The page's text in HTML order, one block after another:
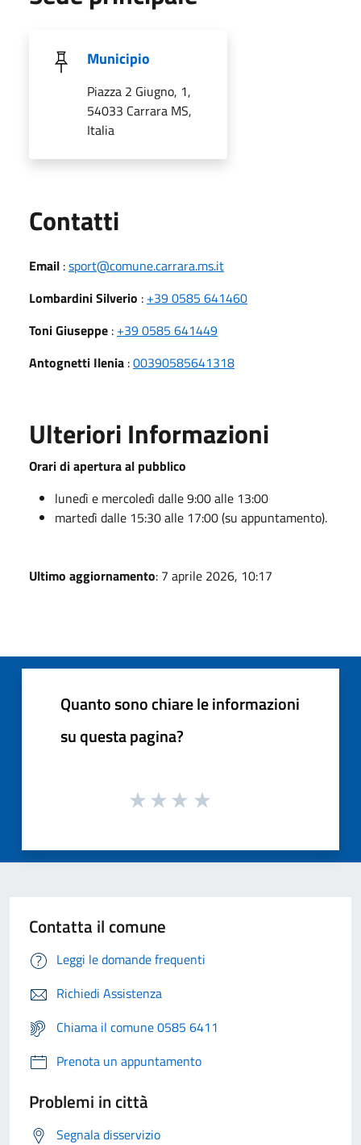
Municipio
Piazza 2 Giugno, 1,
54033 Carrara MS,
Italia
Contatti
Email :sport@comune.carrara.ms.it
Lombardini Silverio : +39 0585 641460
Toni Giuseppe : +39 0585 641449
Antognetti Ilenia :00390585641318
Ulteriori Informazioni
Orari di apertura al pubblico
lunedì e mercoledì dalle 9:00 alle 13:00
martedì dalle 15:30 alle 17:00 (su appuntamento).
Ultimo aggiornamento: 7 aprile 2026, 10:17
Quanto sono chiare le informazioni
su questa pagina?
Contatta il comune
Leggi le domande frequenti
Richiedi Assistenza
Chiama il comune 0585 6411
Prenota un appuntamento
Problemi in città
Segnala disservizio